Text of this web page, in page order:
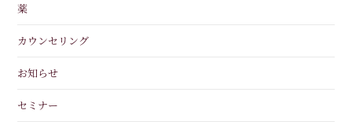
薬
カウンセリング
お知らせ
セミナー